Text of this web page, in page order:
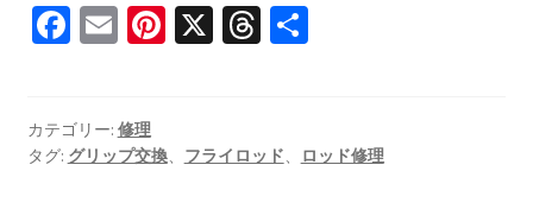
Fa
o
o
E
l
Pi
es
t
X T
ds
共
カテゴリー: 修理
タグ: グリップ交換、 フライロッド、 ロッド修理